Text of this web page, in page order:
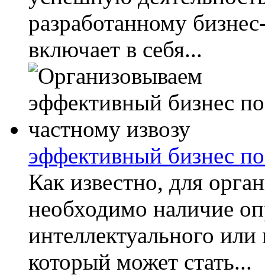
разработанному
включает в себя...
эффективный бизнес
Как известно, для
необходимо наличие
интеллектуального
который может стать...